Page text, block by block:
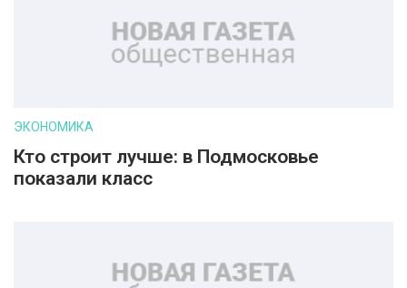
ЭКОНОМИКА
Кто строит лучше: в Подмосковье
показали класс